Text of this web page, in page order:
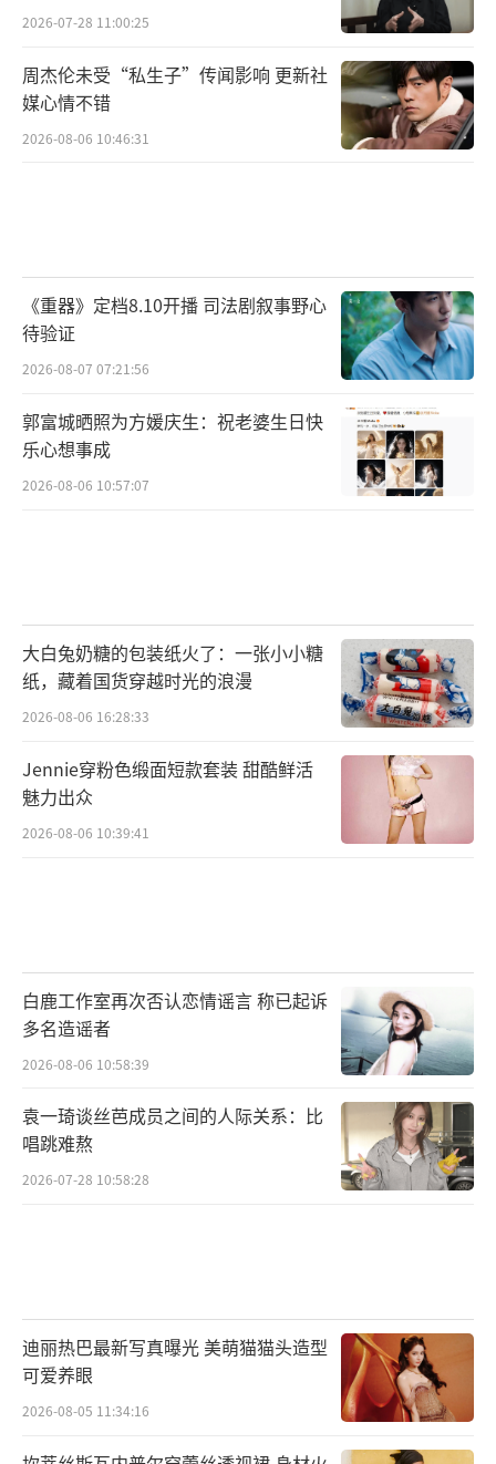
2026-07-28 11:00:25
周杰伦未受“私生子”传闻影响 更新社
媒心情不错
2026-08-06 10:46:31
《重器》定档8.10开播 司法剧叙事野心
待验证
2026-08-07 07:21:56
郭富城晒照为方媛庆生：祝老婆生日快
乐心想事成
2026-08-06 10:57:07
大白兔奶糖的包装纸火了：一张小小糖
纸，藏着国货穿越时光的浪漫
2026-08-06 16:28:33
Jennie穿粉色缎面短款套装 甜酷鲜活
魅力出众
2026-08-06 10:39:41
白鹿工作室再次否认恋情谣言 称已起诉
多名造谣者
2026-08-06 10:58:39
袁一琦谈丝芭成员之间的人际关系：比
唱跳难熬
2026-07-28 10:58:28
迪丽热巴最新写真曝光 美萌猫猫头造型
可爱养眼
2026-08-05 11:34:16